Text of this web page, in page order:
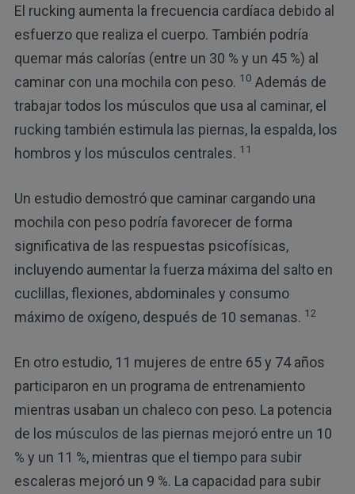
El rucking aumenta la frecuencia cardíaca debido al
esfuerzo que realiza el cuerpo. También podría
quemar más calorías (entre un 30 % y un 45 %) al
caminar con una mochila con peso. 10 Además de
trabajar todos los músculos que usa al caminar, el
rucking también estimula las piernas, la espalda, los
hombros y los músculos centrales. 11
Un estudio demostró que caminar cargando una
mochila con peso podría favorecer de forma
significativa de las respuestas psicofísicas,
incluyendo aumentar la fuerza máxima del salto en
cuclillas, flexiones, abdominales y consumo
máximo de oxígeno, después de 10 semanas. 12
En otro estudio, 11 mujeres de entre 65 y 74 años
participaron en un programa de entrenamiento
mientras usaban un chaleco con peso. La potencia
de los músculos de las piernas mejoró entre un 10
% y un 11 %, mientras que el tiempo para subir
escaleras mejoró un 9 %. La capacidad para subir